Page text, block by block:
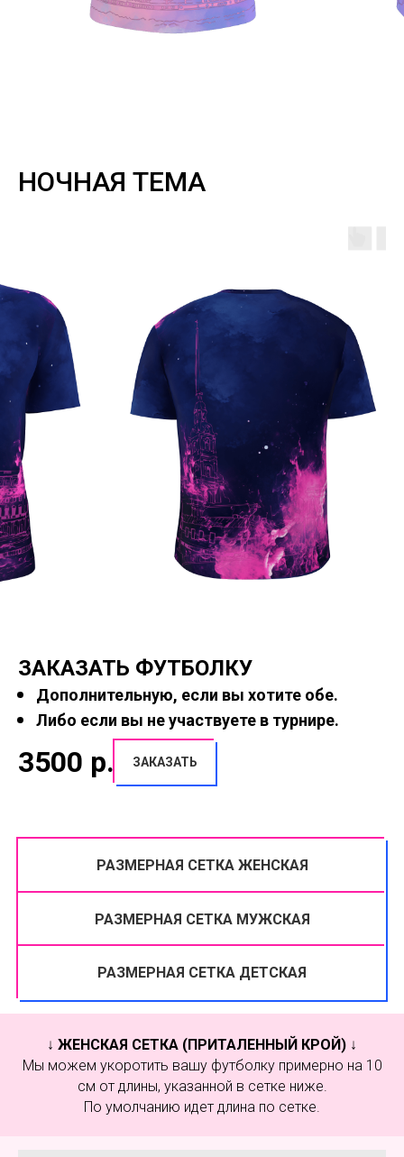
НОЧНАЯ ТЕМА
ЗАКАЗАТЬ ФУТБОЛКУ
Дополнительную, если вы хотите обе.
Либо если вы не участвуете в турнире.
3500 р. ЗАКАЗАТЬ
РАЗМЕРНАЯ СЕТКА ЖЕНСКАЯ
РАЗМЕРНАЯ СЕТКА МУЖСКАЯ
РАЗМЕРНАЯ СЕТКА ДЕТСКАЯ
↓ ЖЕНСКАЯ СЕТКА (ПРИТАЛЕННЫЙ КРОЙ) ↓
Мы можем укоротить вашу футболку примерно на 10
см от длины, указанной в сетке ниже.
По умолчанию идет длина по сетке.